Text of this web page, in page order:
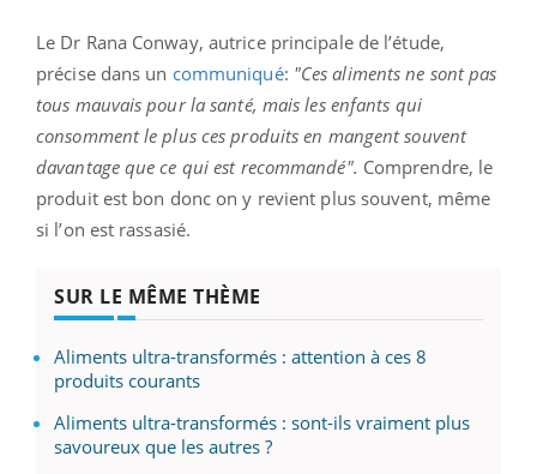
Le Dr Rana Conway, autrice principale de l’étude,
précise dans un communiqué: "Ces aliments ne sont pas
tous mauvais pour la santé, mais les enfants qui
consomment le plus ces produits en mangent souvent
davantage que ce qui est recommandé". Comprendre, le
produit est bon donc on y revient plus souvent, même
si l’on est rassasié.
SUR LE MÊME THÈME
Aliments ultra-transformés : attention à ces 8
produits courants
Aliments ultra-transformés : sont-ils vraiment plus
savoureux que les autres ?